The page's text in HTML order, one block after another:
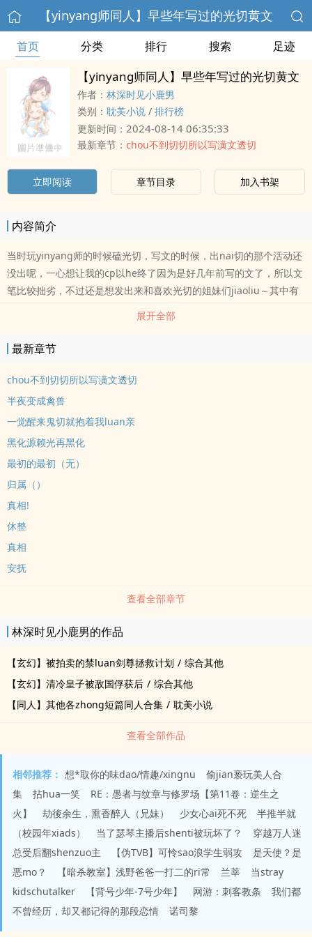
【yinyang师同人】早些年写过的光切黄文
首页 分类 排行 搜索 足迹
【yinyang师同人】早些年写过的光切黄文
作者： 林深时见小鹿男
类别： 耽美小说 / 排行榜
更新时间： 2024-08-14 06:35:33
最新章节： chou不到切切所以写潢文透切
立即阅读 章节目录 加入书架
内容简介
当时玩yinyang师的时候磕光切，写文的时候，出nai切的那个活动还
没出呢，一心想让我的cp以he终了因为是好几年前写的文了，所以文
笔比较拙劣，不过还是想发出来和喜欢光切的姐妹们jiaoliu～其中有
几章大概是洗白源赖光的系列文（我知dao有的人雷这个），还有几
篇零零散散写的同人，ooc预警
展开全部
最新章节
chou不到切切所以写潢文透切
半夜变成禽兽
一觉醒来鬼切就抱着我luan亲
黑化源赖光再黑化
最初的最初（无）
归属（）
真相!
休整
真相
安抚
查看全部章节
林深时见小鹿男的作品
【玄幻】被拍卖的禁luan剑尊拯救计划 / 综合其他
【玄幻】清冷皇子被敌国俘获后 / 综合其他
【同人】其他各zhong短篇同人合集 / 耽美小说
查看全部作品
相邻推荐： 想*取你的味dao/情趣/xingnu
偷jian亵玩美人合
集
拈hua一笑
RE：愚者与纹章与修罗场【第11卷：逆生之
火】
劫後余生，熏香醉人（兄妹） 少女心ai死不死
半推半就
（校园年xiads）
当了瑟琴主播后shenti被玩坏了？
穿越万人迷
总受后翻shenzuo主
【伪TVB】可怜sao浪学生弱攻
是天使？是
恶mo？
【暗杀教室】浅野爸爸一打二的ri常 兰莘
当stray
kidschutalker
【背号少年-7号少年】 网游：刺客教条
我们都
不曾经历，却又都记得的那段恋情
诺司黎